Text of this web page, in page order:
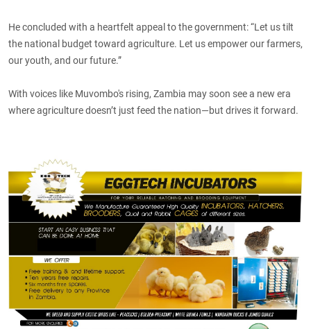
He concluded with a heartfelt appeal to the government: “Let us tilt
the national budget toward agriculture. Let us empower our farmers,
our youth, and our future.”
With voices like Muvombo's rising, Zambia may soon see a new era
where agriculture doesn’t just feed the nation—but drives it forward.